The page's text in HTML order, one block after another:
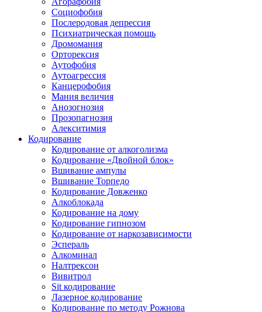
Социофобия
Послеродовая депрессия
Психиатрическая помощь
Дромомания
Орторексия
Аутофобия
Аутоагрессия
Канцерофобия
Мания величия
Анозогнозия
Прозопагнозия
Алекситимия
Кодирование
Кодирование от алкоголизма
Кодирование «Двойной блок»
Вшивание ампулы
Вшивание Торпедо
Кодирование Довженко
Алкоблокада
Кодирование на дому
Кодирование гипнозом
Кодирование от наркозависимости
Эспераль
Алкоминал
Налтрексон
Вивитрол
Sit кодирование
Лазерное кодирование
Кодирование по методу Рожнова